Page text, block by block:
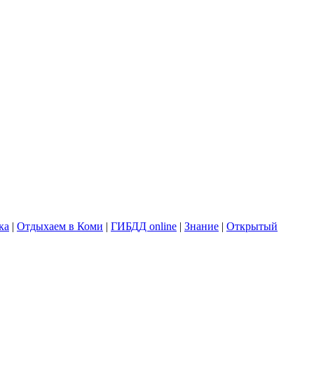
| Отдыхаем в Коми | ГИБДД online | Знание | Открытый